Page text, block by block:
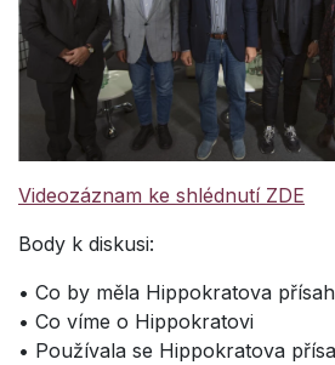
Videozáznam ke shlédnutí ZDE
Body k diskusi:
• Co by měla Hippokratova
• Co víme o Hippokratovi
• Používala se Hippokratova